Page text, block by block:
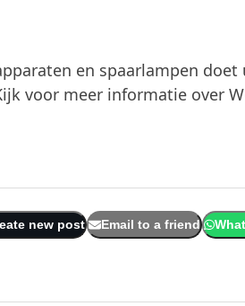
en spaarlampen
voor meer informatie over
new post Email to a friend